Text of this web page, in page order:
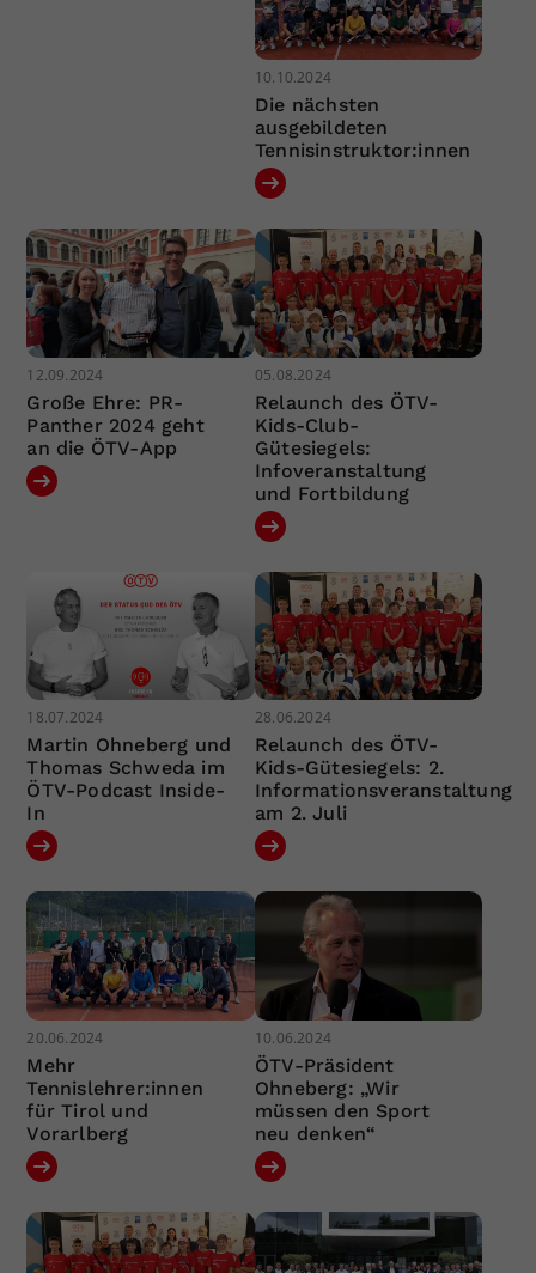
10.10.2024
Die nächsten
ausgebildeten
Tennisinstruktor:innen
12.09.2024
Große Ehre: PR-
Panther 2024 geht
an die ÖTV-App
05.08.2024
Relaunch des ÖTV-
Kids-Club-
Gütesiegels:
Infoveranstaltung
und Fortbildung
18.07.2024
Martin Ohneberg und
Thomas Schweda im
ÖTV-Podcast Inside-
In
28.06.2024
Relaunch des ÖTV-
Kids-Gütesiegels: 2.
Informationsveranstaltung
am 2. Juli
20.06.2024
Mehr
Tennislehrer:innen
für Tirol und
Vorarlberg
10.06.2024
ÖTV-Präsident
Ohneberg: „Wir
müssen den Sport
neu denken“